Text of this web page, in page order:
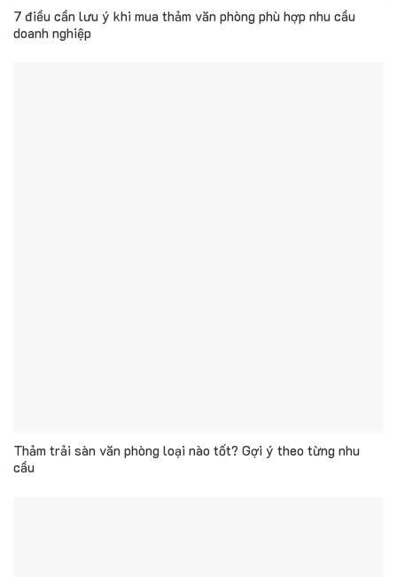
7 điều cần lưu ý khi mua thảm văn phòng phù hợp nhu cầu
doanh nghiệp
Thảm trải sàn văn phòng loại nào tốt? Gợi ý theo từng nhu
cầu